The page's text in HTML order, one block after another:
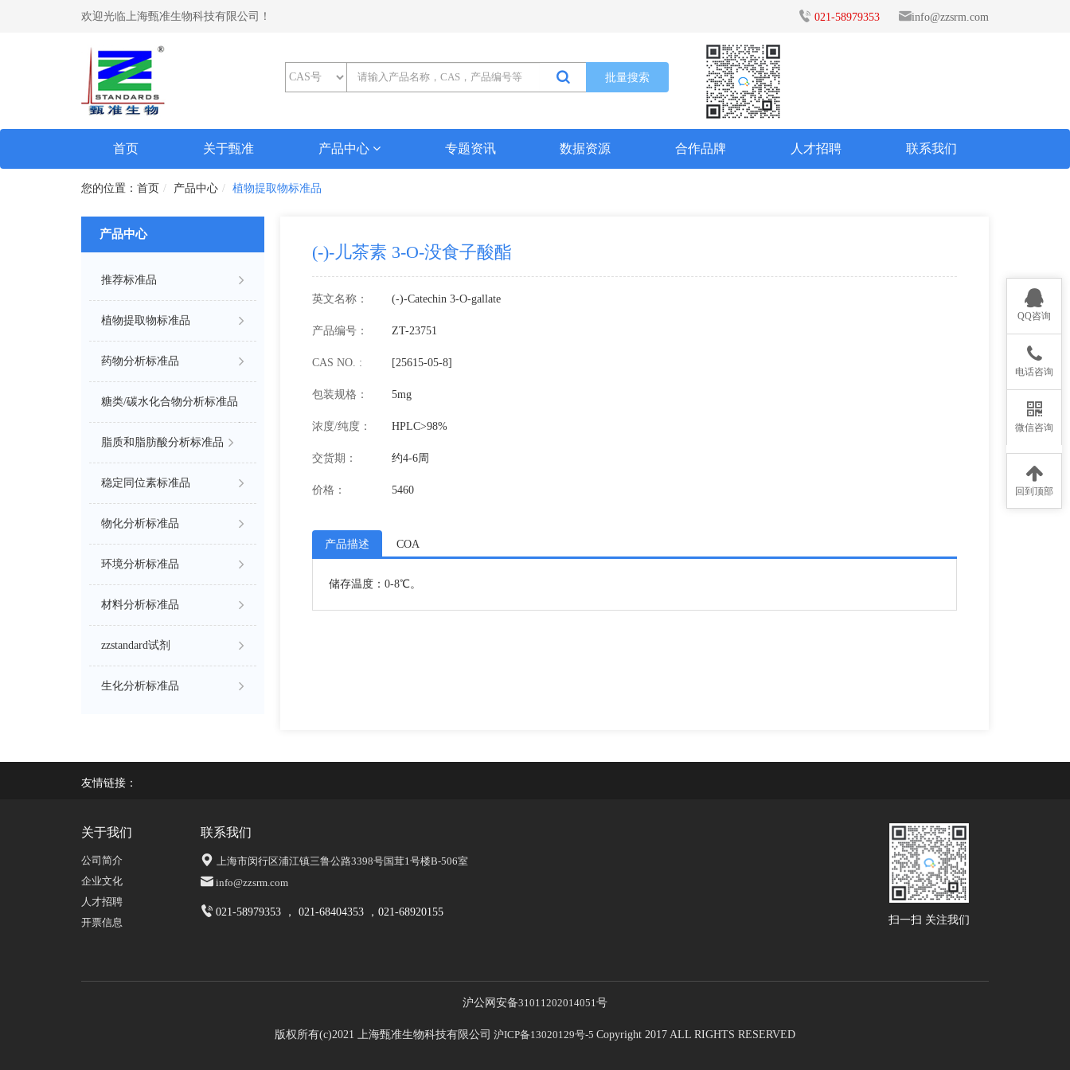
欢迎光临上海甄准生物科技有限公司！ 021-58979353 info@zzsrm.com
批量搜索
首页(current) 关于甄准 产品中心 专题资讯 数据资源 合作品牌 人才招聘 联系我们
首页 产品中心 植物提取物标准品
产品中心
推荐标准品
植物提取物标准品
药物分析标准品
糖类/碳水化合物分析标准品
脂质和脂肪酸分析标准品
稳定同位素标准品
物化分析标准品
环境分析标准品
材料分析标准品
zzstandard试剂
生化分析标准品
(-)-儿茶素 3-O-没食子酸酯
英文名称： (-)-Catechin 3-O-gallate
产品编号： ZT-23751
CAS NO. : [25615-05-8]
包装规格： 5mg
浓度/纯度： HPLC>98%
交货期： 约4-6周
价格： 5460
产品描述 COA
储存温度：0-8℃。
友情链接：
关于我们
公司简介
企业文化
人才招聘
开票信息
联系我们
上海市闵行区浦江镇三鲁公路3398号国茸1号楼B-506室
info@zzsrm.com
021-58979353 ， 021-68404353 ，021-68920155
扫一扫 关注我们
沪公网安备31011202014051号
版权所有(c)2021 上海甄准生物科技有限公司 沪ICP备13020129号-5 Copyright 2017 ALL RIGHTS RESERVED
QQ咨询
电话咨询
微信咨询
回到顶部